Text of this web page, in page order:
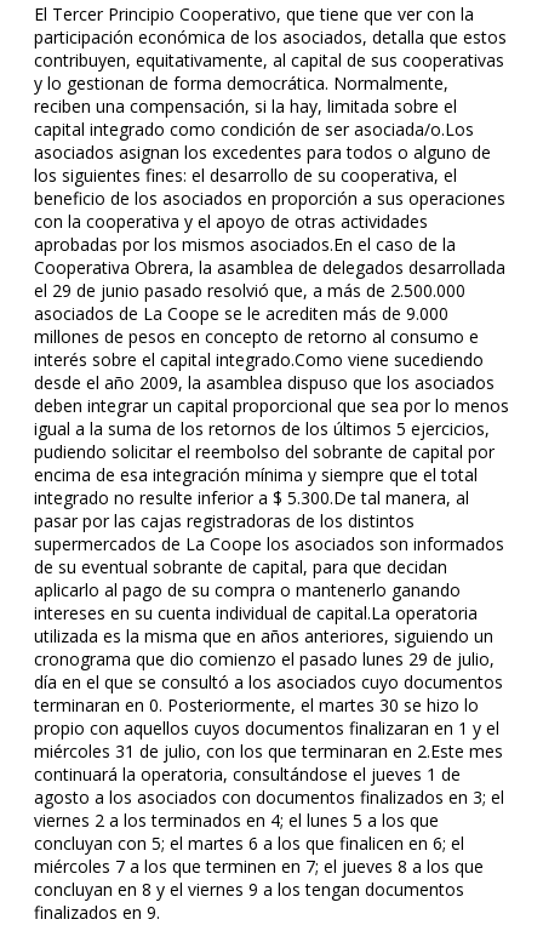
El Tercer Principio Cooperativo, que tiene que ver con la
participación económica de los asociados, detalla que estos
contribuyen, equitativamente, al capital de sus cooperativas
y lo gestionan de forma democrática. Normalmente,
reciben una compensación, si la hay, limitada sobre el
capital integrado como condición de ser asociada/o.Los
asociados asignan los excedentes para todos o alguno de
los siguientes fines: el desarrollo de su cooperativa, el
beneficio de los asociados en proporción a sus operaciones
con la cooperativa y el apoyo de otras actividades
aprobadas por los mismos asociados.En el caso de la
Cooperativa Obrera, la asamblea de delegados desarrollada
el 29 de junio pasado resolvió que, a más de 2.500.000
asociados de La Coope se le acrediten más de 9.000
millones de pesos en concepto de retorno al consumo e
interés sobre el capital integrado.Como viene sucediendo
desde el año 2009, la asamblea dispuso que los asociados
deben integrar un capital proporcional que sea por lo menos
igual a la suma de los retornos de los últimos 5 ejercicios,
pudiendo solicitar el reembolso del sobrante de capital por
encima de esa integración mínima y siempre que el total
integrado no resulte inferior a $ 5.300.De tal manera, al
pasar por las cajas registradoras de los distintos
supermercados de La Coope los asociados son informados
de su eventual sobrante de capital, para que decidan
aplicarlo al pago de su compra o mantenerlo ganando
intereses en su cuenta individual de capital.La operatoria
utilizada es la misma que en años anteriores, siguiendo un
cronograma que dio comienzo el pasado lunes 29 de julio,
día en el que se consultó a los asociados cuyo documentos
terminaran en 0. Posteriormente, el martes 30 se hizo lo
propio con aquellos cuyos documentos finalizaran en 1 y el
miércoles 31 de julio, con los que terminaran en 2.Este mes
continuará la operatoria, consultándose el jueves 1 de
agosto a los asociados con documentos finalizados en 3; el
viernes 2 a los terminados en 4; el lunes 5 a los que
concluyan con 5; el martes 6 a los que finalicen en 6; el
miércoles 7 a los que terminen en 7; el jueves 8 a los que
concluyan en 8 y el viernes 9 a los tengan documentos
finalizados en 9.